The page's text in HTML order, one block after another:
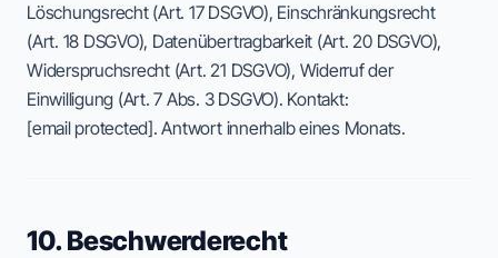
Löschungsrecht (Art. 17 DSGVO), Einschränkungsrecht
(Art. 18 DSGVO), Datenübertragbarkeit (Art. 20 DSGVO),
Widerspruchsrecht (Art. 21 DSGVO), Widerruf der
Einwilligung (Art. 7 Abs. 3 DSGVO). Kontakt:
[email protected]. Antwort innerhalb eines Monats.
10. Beschwerderecht